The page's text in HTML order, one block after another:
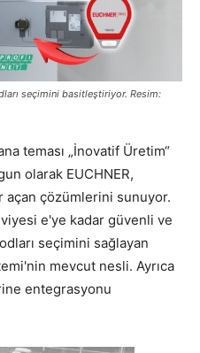
seçimini basitleştiriyor. Resim:
teması „İnovatif Üretim“
olarak EUCHNER,
açan çözümlerini sunuyor.
e'ye kadar güvenli ve
seçimini sağlayan
mevcut nesli. Ayrıca
entegrasyonu